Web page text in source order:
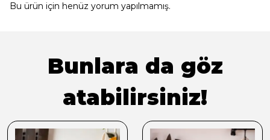
Bu ürün için henüz yorum yapılmamış.
Bunlara da göz
atabilirsiniz!